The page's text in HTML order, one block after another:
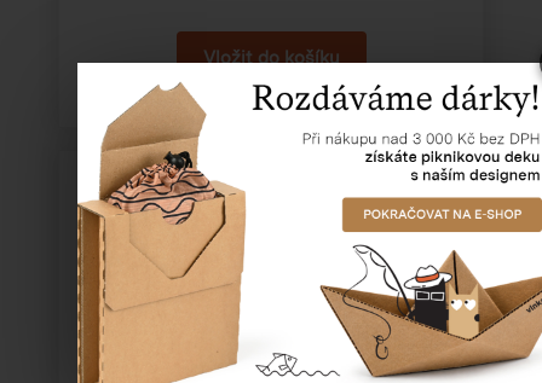
Lepicí páska - SOLVENT transparent